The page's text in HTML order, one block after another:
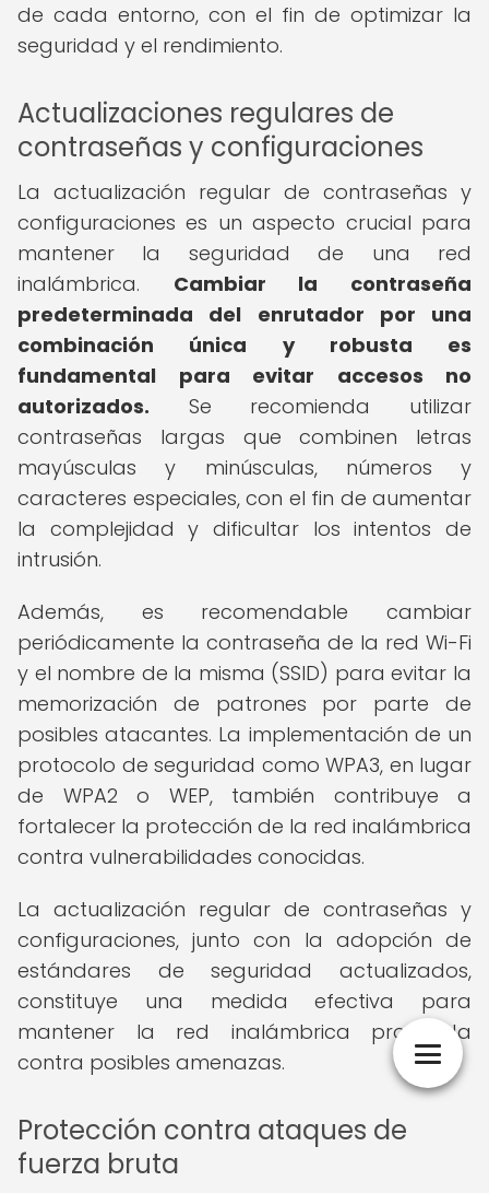
de cada entorno, con el fin de optimizar la
seguridad y el rendimiento.
Actualizaciones regulares de
contraseñas y configuraciones
La actualización regular de contraseñas y
configuraciones es un aspecto crucial para
mantener la seguridad de una red
inalámbrica. Cambiar la contraseña
predeterminada del enrutador por una
combinación única y robusta es
fundamental para evitar accesos no
autorizados. Se recomienda utilizar
contraseñas largas que combinen letras
mayúsculas y minúsculas, números y
caracteres especiales, con el fin de aumentar
la complejidad y dificultar los intentos de
intrusión.
Además, es recomendable cambiar
periódicamente la contraseña de la red Wi-Fi
y el nombre de la misma (SSID) para evitar la
memorización de patrones por parte de
posibles atacantes. La implementación de un
protocolo de seguridad como WPA3, en lugar
de WPA2 o WEP, también contribuye a
fortalecer la protección de la red inalámbrica
contra vulnerabilidades conocidas.
La actualización regular de contraseñas y
configuraciones, junto con la adopción de
estándares de seguridad actualizados,
constituye una medida efectiva para
mantener la red inalámbrica protegida
contra posibles amenazas.
Protección contra ataques de
fuerza bruta